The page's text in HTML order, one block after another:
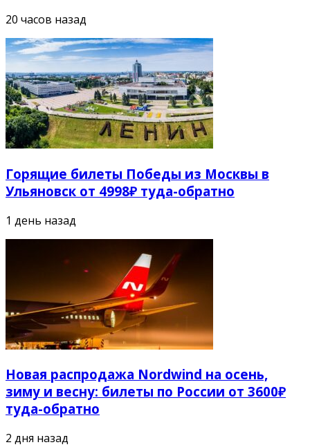
20 часов назад
Горящие билеты Победы из Москвы в
Ульяновск от 4998₽ туда-обратно
1 день назад
Новая распродажа Nordwind на осень,
зиму и весну: билеты по России от 3600₽
туда-обратно
2 дня назад